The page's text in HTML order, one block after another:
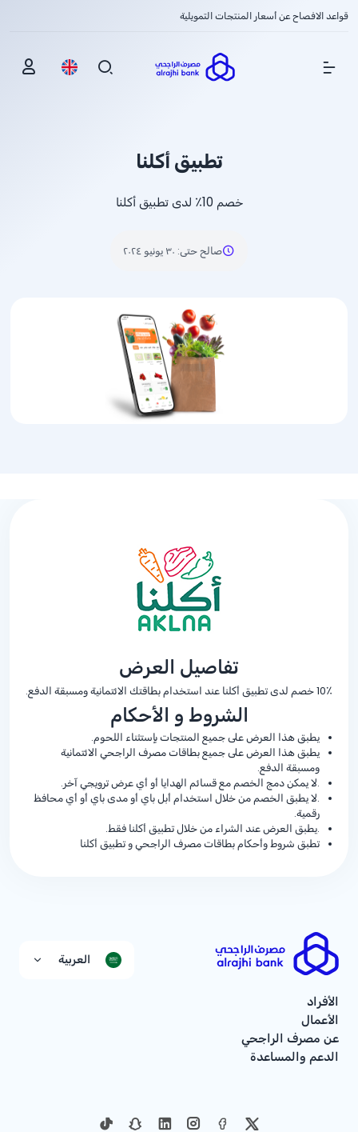
قواعد الافصاح عن أسعار المنتجات التمويلية
Show Menu
تطبيق أكلنا
خصم 10٪ لدى تطبيق أكلنا
صالح حتى: ٣٠ يونيو ٢٠٢٤
تفاصيل العرض
10٪ خصم لدى تطبيق أكلنا عند استخدام بطاقتك الائتمانية ومسبقة الدفع.
الشروط و الأحكام
يطبق هذا العرض على جميع المنتجات بإستثناء اللحوم.
يطبق هذا العرض على جميع بطاقات مصرف الراجحي الائتمانية
ومسبقة الدفع.
.لا يمكن دمج الخصم مع قسائم الهدايا أو أي عرض ترويجي آخر.
.لا يطبق الخصم من خلال استخدام أبل باي أو مدى باي أو أي محافظ
رقمية.
.يطبق العرض عند الشراء من خلال تطبيق أكلنا فقط.
تطبق شروط وأحكام بطاقات مصرف الراجحي و تطبيق أكلنا
العربية
الأفراد
الأعمال
عن مصرف الراجحي
الدعم والمساعدة